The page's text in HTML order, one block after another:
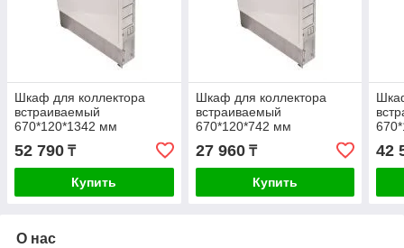
Шкаф для коллектора
встраиваемый
670*120*1342 мм
52 790 ₸
Купить
Шкаф для коллектора
встраиваемый
670*120*742 мм
27 960₸
Купить
42
О нас